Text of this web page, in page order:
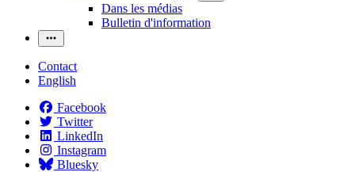
Dans les médias
Bulletin d'information
Contact
English
Facebook
Twitter
LinkedIn
Instagram
Bluesky